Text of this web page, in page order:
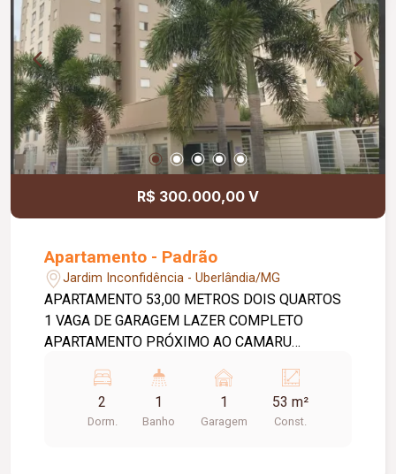
R$ 300.000,00 V
Apartamento - Padrão
Jardim Inconfidência - Uberlândia/MG
APARTAMENTO 53,00 METROS DOIS QUARTOS
1 VAGA DE GARAGEM LAZER COMPLETO
APARTAMENTO PRÓXIMO AO CAMARU
2
Dorm.
1
Banho
1
Garagem
53 m²
Const.